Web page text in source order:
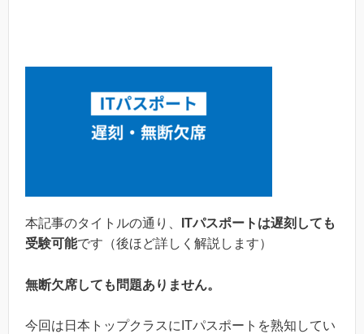
本記事のタイトルの通り、
ITパスポートは遅刻しても
受験可能です（後ほど詳しく解説します）
無断欠席しても問題ありません。
今回は日本トップクラスにITパスポートを熟知してい